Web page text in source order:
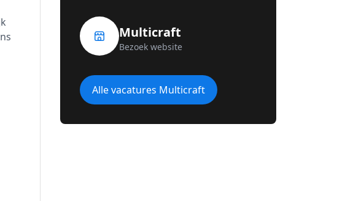
Multicraft
Bezoek website
Alle vacatures Multicraft